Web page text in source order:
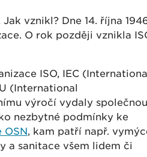
vznikl? Dne 14. října
O rok později vznikla
ISO, IEC
(International
výročí vydaly společnou
nezbytné podmínky ke
OSN, kam patří např.
a sanitace všem lidem či